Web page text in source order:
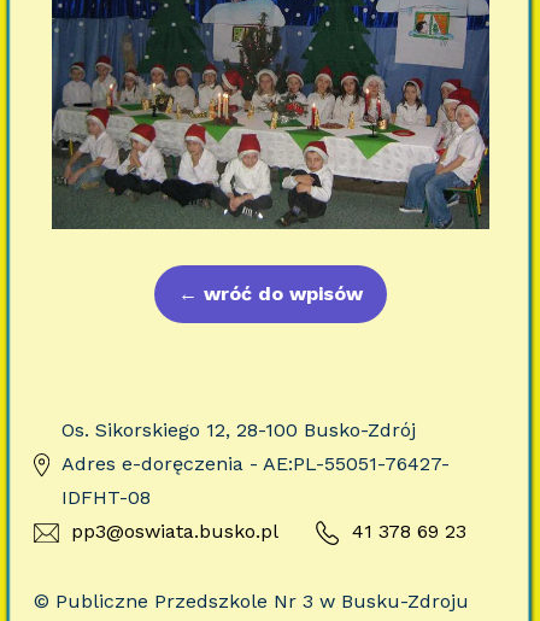
← wróć do wpisów
Os. Sikorskiego 12, 28-100 Busko-Zdrój
Adres e-doręczenia - AE:PL-55051-76427-
IDFHT-08
pp3@oswiata.busko.pl
41 378 69 23
© Publiczne Przedszkole Nr 3 w Busku-Zdroju